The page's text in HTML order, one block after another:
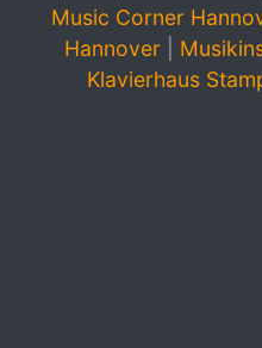
Music Corner
Hannover
Klavierhaus